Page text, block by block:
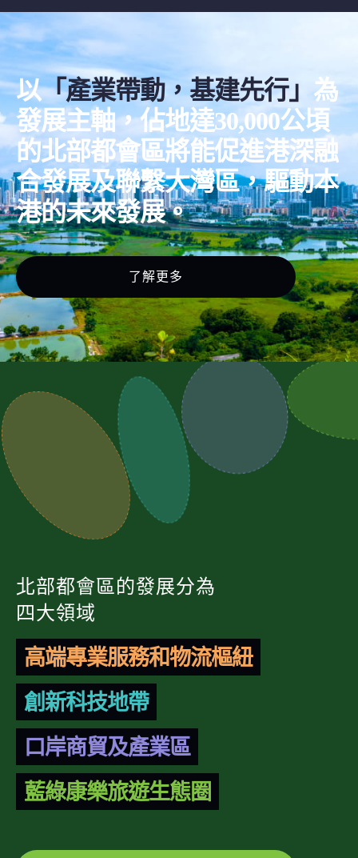
以「產業帶動，基建先行」 為
發展主軸，佔地達30,000公頃
的北部都會區將能促進港深融
合發展及聯繫大灣區，驅動本
港的未來發展。
了解更多
北部都會區的發展分為
四大領域
高端專業服務和物流樞紐
創新科技地帶
口岸商貿及產業區
藍綠康樂旅遊生態圈